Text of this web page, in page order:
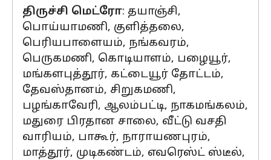
திருச்சி மெட்ரோ: தயாஞ்சி,
பொய்யாமணி, குளித்தலை,
பெரியபாளையம், நங்கவரம்,
பெருகமணி, கொடியாளம், பழையூர்,
மங்களபுத்தூர், கட்டையூர் தோட்டம்,
தேவஸ்தானம், சிறுகமணி,
பழங்காவேரி, ஆலம்பட்டி, நாகமங்கலம்,
மதுரை பிரதான சாலை, வீட்டு வசதி
வாரியம், பாகூர், நாராயணபுரம்,
மாத்தூர், முடிகண்டம், எவரெஸ்ட் ஸ்டீல்,